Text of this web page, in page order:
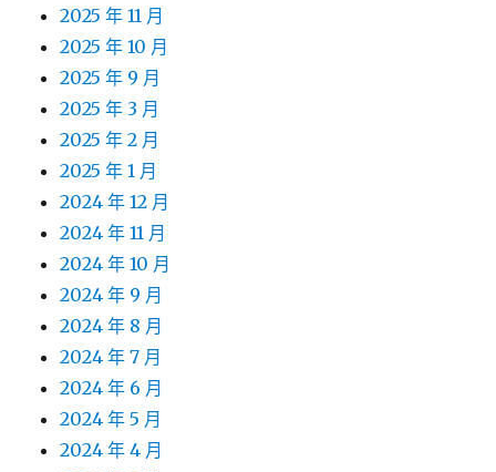
2025 年 11 月
2025 年 10 月
2025 年 9 月
2025 年 3 月
2025 年 2 月
2025 年 1 月
2024 年 12 月
2024 年 11 月
2024 年 10 月
2024 年 9 月
2024 年 8 月
2024 年 7 月
2024 年 6 月
2024 年 5 月
2024 年 4 月